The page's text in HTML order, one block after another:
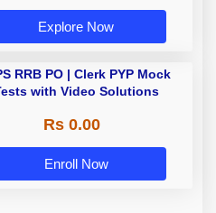
Explore Now
RRB PO | Clerk PYP Mock
with Video Solutions
Rs 0.00
Enroll Now